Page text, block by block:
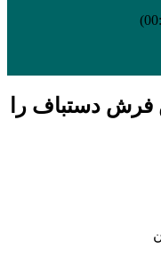
)
فرش دستباف را